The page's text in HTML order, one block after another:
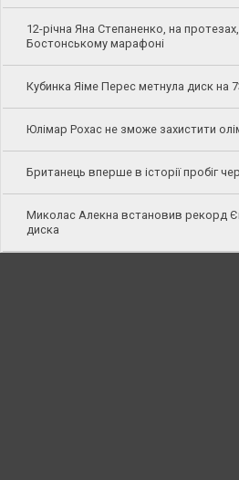
12-річна Яна Степаненко, на
Бостонському марафоні
Кубинка Яіме Перес метнула диск на
Юлімар Рохас не зможе захистити
Британець вперше в історії пробіг
Миколас Алекна встановив рекорд
диска